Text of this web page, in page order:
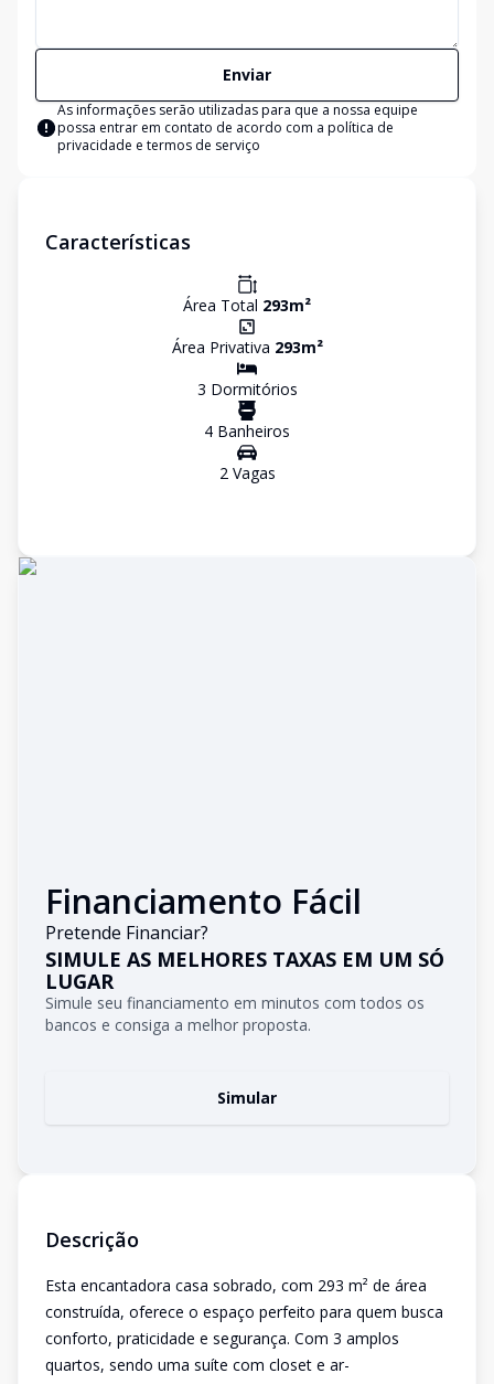
Enviar
As informações serão utilizadas para que a nossa equipe
possa entrar em contato de acordo com a política de
privacidade e termos de serviço
Características
Área Total 293m²
Área Privativa 293m²
3 Dormitórios
4 Banheiros
2Vagas
Financiamento Fácil
Pretende Financiar?
SIMULE AS MELHORES TAXAS EM UM SÓ
LUGAR
Simule seu financiamento em minutos com todos os
bancos e consiga a melhor proposta.
Simular
Descrição
Esta encantadora casa sobrado, com 293 m² de área
construída, oferece o espaço perfeito para quem busca
conforto, praticidade e segurança. Com 3 amplos
quartos, sendo uma suíte com closet e ar-